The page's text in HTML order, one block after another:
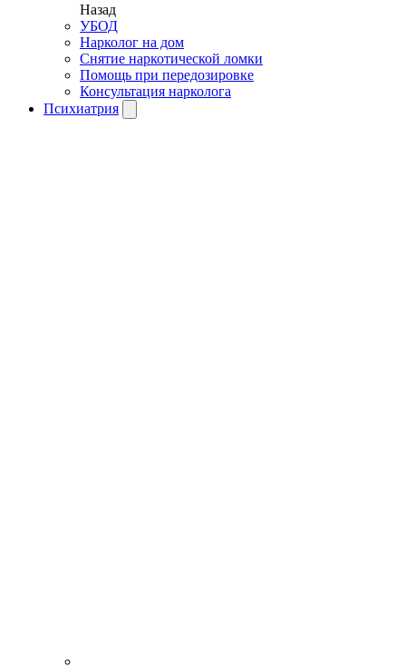
Назад
УБОД
Нарколог на дом
Снятие наркотической ломки
Помощь при передозировке
Консультация нарколога
Психиатрия